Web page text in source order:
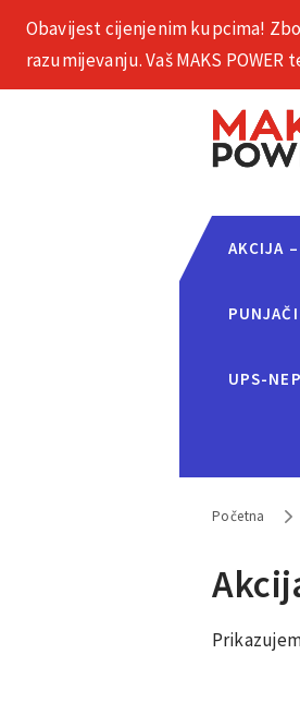
+385
AKCIJA
PUNJAČI
UPS-
Početna
Obavijest cijenjenim kupcima!
razumijevanju. Vaš MAKS POWER